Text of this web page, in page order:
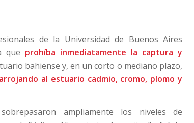
de la Universidad de Buenos Aires
que prohíba inmediatamente la captura y
bahiense y, en un corto o mediano plazo,
al estuario cadmio, cromo, plomo y
ampliamente los niveles de